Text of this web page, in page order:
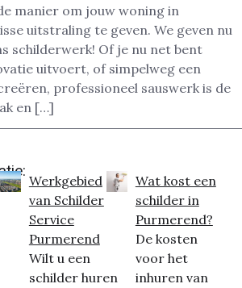
manier om jouw woning in
uitstraling te geven. We geven nu
schilderwerk! Of je nu net bent
uitvoert, of simpelweg een
professioneel sauswerk is de
en […]
Werkgebied
van Schilder
Service
Purmerend
Wilt u een
schilder huren
Wat kost een
schilder in
Purmerend?
De kosten
voor het
inhuren van